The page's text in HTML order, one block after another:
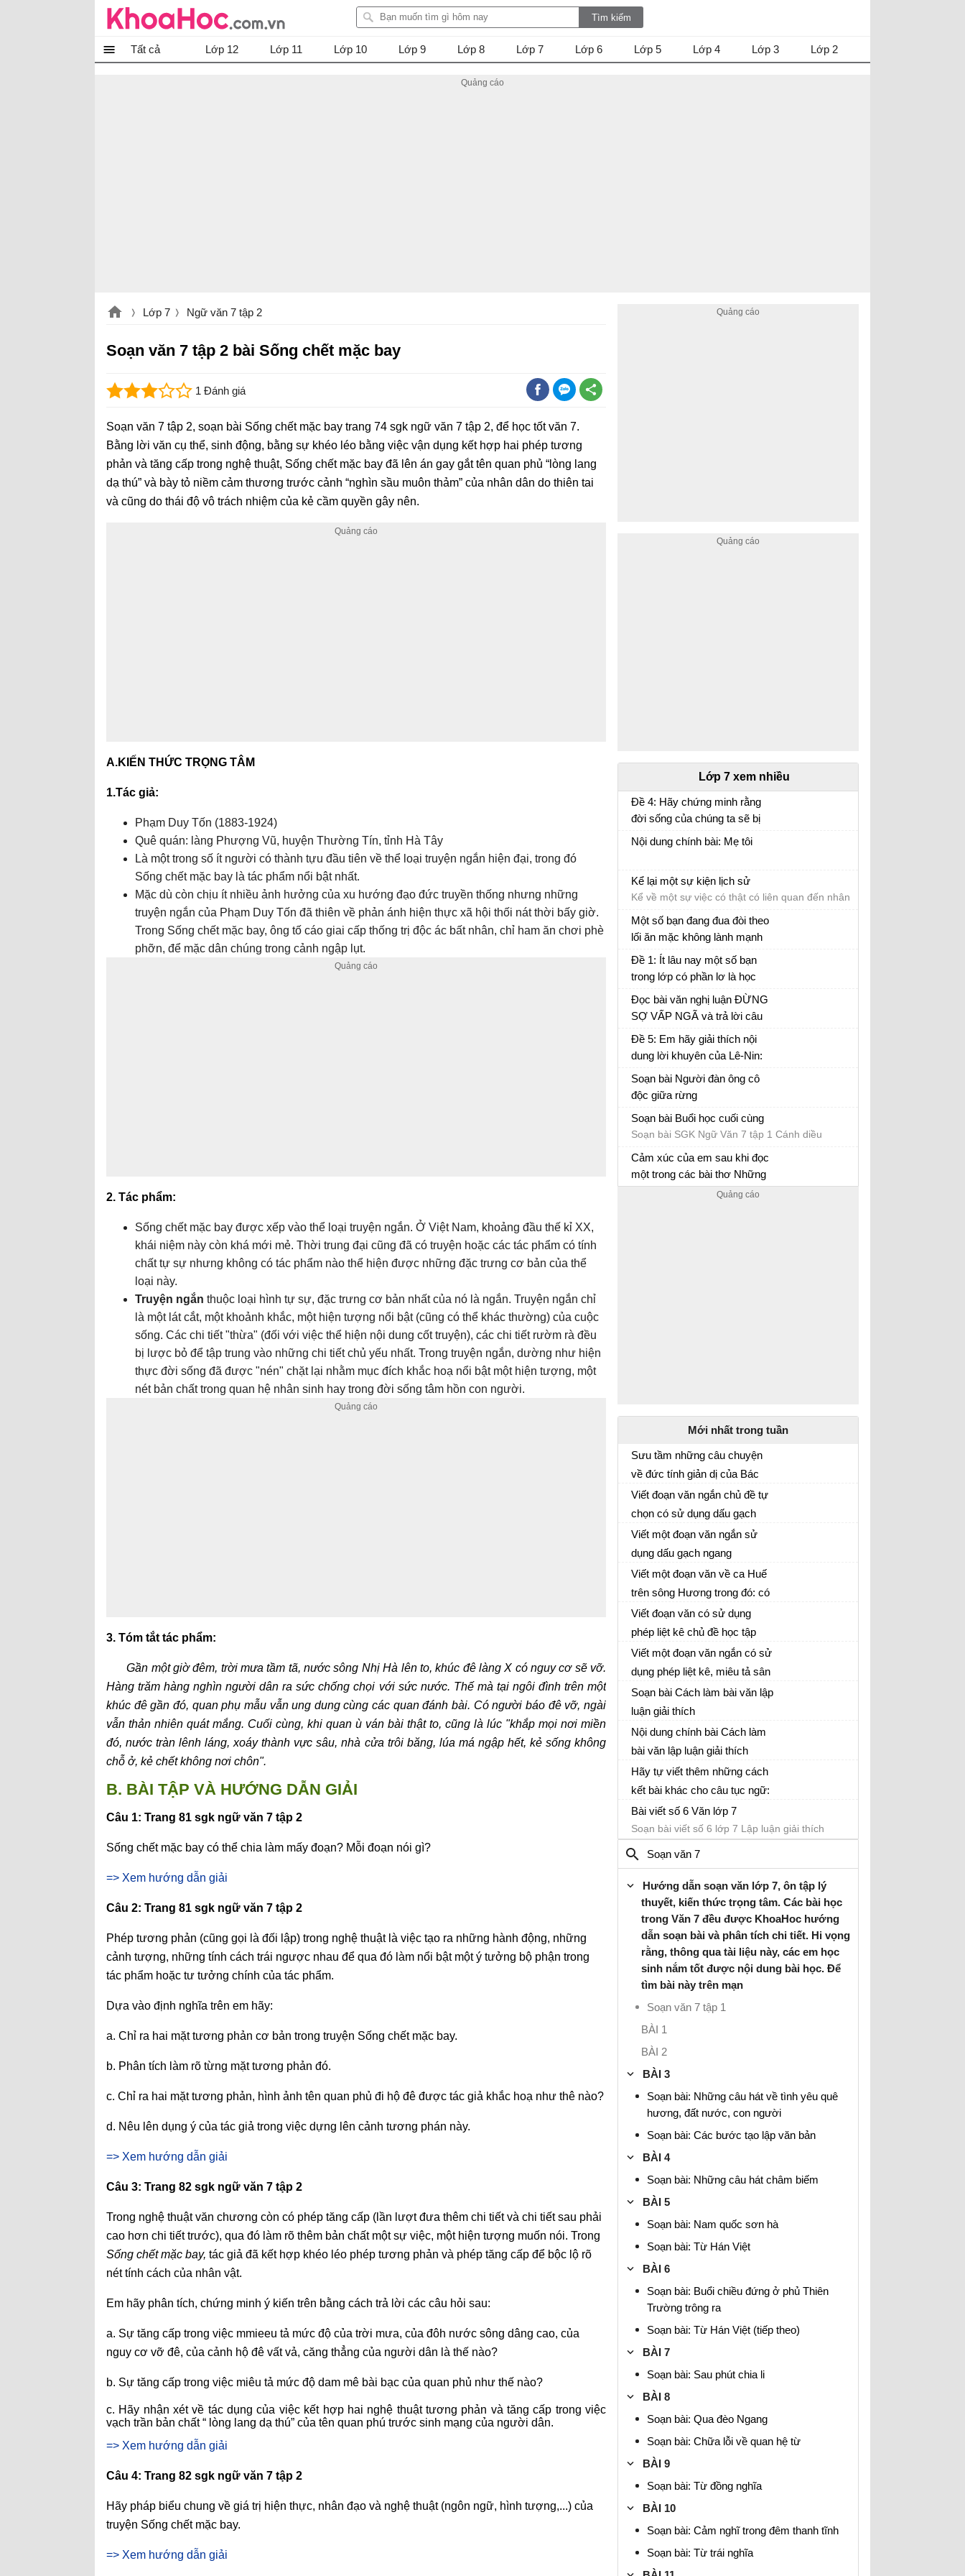
Tất cả Lớp 12 Lớp 11 Lớp 10 Lớp 9 Lớp 8 Lớp 7 Lớp 6 Lớp 5 Lớp 4 Lớp 3 Lớp 2
Lớp 7 Ngữ văn 7 tập 2
Soạn văn 7 tập 2 bài Sống chết mặc bay
1 Đánh giá
Soạn văn 7 tập 2, soạn bài Sống chết mặc bay trang 74 sgk ngữ văn 7 tập 2, để học tốt văn 7.
Bằng lời văn cụ thể, sinh động, bằng sự khéo léo bằng việc vận dụng kết hợp hai phép tương
phản và tăng cấp trong nghệ thuật, Sống chết mặc bay đã lên án gay gắt tên quan phủ “lòng lang
dạ thú” và bày tỏ niềm cảm thương trước cảnh “nghìn sầu muôn thảm” của nhân dân do thiên tai
và cũng do thái độ vô trách nhiệm của kẻ cầm quyền gây nên.
A.KIẾN THỨC TRỌNG TÂM
1.Tác giả:
Phạm Duy Tốn (1883-1924)
Quê quán: làng Phượng Vũ, huyện Thường Tín, tỉnh Hà Tây
Là một trong số ít người có thành tựu đầu tiên về thể loại truyện ngắn hiện đại, trong đó
Sống chết mặc bay là tác phẩm nổi bật nhất.
Mặc dù còn chịu ít nhiều ảnh hưởng của xu hướng đạo đức truyền thống nhưng những
truyện ngắn của Phạm Duy Tốn đã thiên về phản ánh hiện thực xã hội thối nát thời bấy giờ.
Trong Sống chết mặc bay, ông tố cáo giai cấp thống trị độc ác bất nhân, chỉ ham ăn chơi phè
phỡn, để mặc dân chúng trong cảnh ngập lụt.
2. Tác phẩm:
Sống chết mặc bay được xếp vào thể loại truyện ngắn. Ở Việt Nam, khoảng đầu thế kỉ XX,
khái niệm này còn khá mới mẻ. Thời trung đại cũng đã có truyện hoặc các tác phẩm có tính
chất tự sự nhưng không có tác phẩm nào thể hiện được những đặc trưng cơ bản của thể
loại này.
Truyện ngắn thuộc loại hình tự sự, đặc trưng cơ bản nhất của nó là ngắn. Truyện ngắn chỉ
là một lát cắt, một khoảnh khắc, một hiện tượng nổi bật (cũng có thể khác thường) của cuộc
sống. Các chi tiết "thừa" (đối với việc thể hiện nội dung cốt truyện), các chi tiết rườm rà đều
bị lược bỏ để tập trung vào những chi tiết chủ yếu nhất. Trong truyện ngắn, dường như hiện
thực đời sống đã được "nén" chặt lại nhằm mục đích khắc hoạ nổi bật một hiện tượng, một
nét bản chất trong quan hệ nhân sinh hay trong đời sống tâm hồn con người.
3. Tóm tắt tác phẩm:
Gần một giờ đêm, trời mưa tầm tã, nước sông Nhị Hà lên to, khúc đê làng X có nguy cơ sẽ vỡ.
Hàng trăm hàng nghìn người dân ra sức chống chọi với sức nước. Thế mà tại ngôi đình trên một
khúc đê gần đó, quan phụ mẫu vẫn ung dung cùng các quan đánh bài. Có người báo đê vỡ, ngài
vẫn thản nhiên quát mắng. Cuối cùng, khi quan ù ván bài thật to, cũng là lúc "khắp mọi nơi miền
đó, nước tràn lênh láng, xoáy thành vực sâu, nhà cửa trôi băng, lúa má ngập hết, kẻ sống không
chỗ ở, kẻ chết không nơi chôn".
B. BÀI TẬP VÀ HƯỚNG DẪN GIẢI
Câu 1: Trang 81 sgk ngữ văn 7 tập 2
Sống chết mặc bay có thể chia làm mấy đoạn? Mỗi đoạn nói gì?
=> Xem hướng dẫn giải
Câu 2: Trang 81 sgk ngữ văn 7 tập 2
Phép tương phản (cũng gọi là đối lập) trong nghệ thuật là việc tạo ra những hành động, những
cảnh tượng, những tính cách trái ngược nhau để qua đó làm nổi bật một ý tưởng bộ phận trong
tác phẩm hoặc tư tưởng chính của tác phẩm.
Dựa vào định nghĩa trên em hãy:
a. Chỉ ra hai mặt tương phản cơ bản trong truyện Sống chết mặc bay.
b. Phân tích làm rõ từng mặt tương phản đó.
c. Chỉ ra hai mặt tương phản, hình ảnh tên quan phủ đi hộ đê được tác giả khắc hoạ như thê nào?
d. Nêu lên dụng ý của tác giả trong việc dựng lên cảnh tương phán này.
=> Xem hướng dẫn giải
Câu 3: Trang 82 sgk ngữ văn 7 tập 2
Trong nghệ thuật văn chương còn có phép tăng cấp (lần lượt đưa thêm chi tiết và chi tiết sau phải
cao hơn chi tiết trước), qua đó làm rõ thêm bản chất một sự việc, một hiện tượng muốn nói. Trong
Sống chết mặc bay, tác giả đã kết hợp khéo léo phép tương phản và phép tăng cấp để bộc lộ rõ
nét tính cách của nhân vật.
Em hãy phân tích, chứng minh ý kiến trên bằng cách trả lời các câu hỏi sau:
a. Sự tăng cấp trong việc mmieeu tả mức độ của trời mưa, của đôh nước sông dâng cao, của
nguy cơ vỡ đê, của cảnh hộ đê vất vả, căng thẳng của người dân là thế nào?
b. Sự tăng cấp trong việc miêu tả mức độ dam mê bài bạc của quan phủ như thế nào?
c. Hãy nhận xét về tác dụng của việc kết hợp hai nghệ thuật tương phản và tăng cấp trong việc
vạch trần bản chất “ lòng lang dạ thú” của tên quan phú trước sinh mạng của người dân.
=> Xem hướng dẫn giải
Câu 4: Trang 82 sgk ngữ văn 7 tập 2
Hãy pháp biểu chung về giá trị hiện thực, nhân đạo và nghệ thuật (ngôn ngữ, hình tượng,...) của
truyện Sống chết mặc bay.
=> Xem hướng dẫn giải
Lớp 7 xem nhiều
Đề 4: Hãy chứng minh rằng
đời sống của chúng ta sẽ bị
tổn bại rất lớn nếu mỗi người
không có ý thức bảo vệ môi
Bài văn mẫu lớp 7 số 5 đề 4
Nội dung chính bài: Mẹ tôi
Kể lại một sự kiện lịch sử
Kể về một sự việc có thật có liên quan đến nhân
vật hoặc sự kiện lịch sử
Một số bạn đang đua đòi theo
lối ăn mặc không lành mạnh
không phù hợp với lứa tuổi
học sinh
Nghị luận trang phục của giới trẻ hiện nay
Đề 1: Ít lâu nay một số bạn
trong lớp có phần lơ là học
tập.
Bài văn mẫu lớp 7 số 5 đề 1
Đọc bài văn nghị luận ĐỪNG
SỢ VẤP NGÃ và trả lời câu
hỏi
Đề 5: Em hãy giải thích nội
dung lời khuyên của Lê-Nin:
Học, học nữa, học mãi
Soạn bài Người đàn ông cô
độc giữa rừng
Soạn bài SGK Ngữ Văn 7 tập 1 Cánh diều
Soạn bài Buổi học cuối cùng
Soạn bài SGK Ngữ Văn 7 tập 1 Cánh diều
Cảm xúc của em sau khi đọc
một trong các bài thơ Những
cánh buồm, Mây và sóng, Mẹ
Cảm xúc sau khi đọc một trong các bài thơ
Mới nhất trong tuần
Sưu tầm những câu chuyện
về đức tính giản dị của Bác
Hồ
Chuyện về lối sống giản dị của Bác
Viết đoạn văn ngắn chủ đề tự
chọn có sử dụng dấu gạch
ngang và dấu gạch nối
Văn mẫu lớp 7
Viết một đoạn văn ngắn sử
dụng dấu gạch ngang
Văn mẫu lớp 7: Viết một đoạn văn ngắn có sử
Viết một đoạn văn về ca Huế
trên sông Hương trong đó: có
câu dùng dấu chấm lửng, có
câu dùng dấu chấm phẩy
Văn mẫu lớp 7: Đoạn văn về ca Huế trên sông
Viết đoạn văn có sử dụng
phép liệt kê chủ đề học tập
Viết đoạn văn ngắn có sử dụng phép liệt kê
Viết một đoạn văn ngắn có sử
dụng phép liệt kê, miêu tả sân
trường em giờ ra chơi.
Viết đoạn văn ngắn có sử dụng phép liệt kê
Soạn bài Cách làm bài văn lập
luận giải thích
Soạn bài Cách làm bài văn lập luận giải thích
Nội dung chính bài Cách làm
bài văn lập luận giải thích
Soạn bài Cách làm bài văn lập luận giải thích
Hãy tự viết thêm những cách
kết bài khác cho câu tục ngữ:
“Đi một ngày đằng, học một
sàng khôn”
Soạn bài Cách làm bài văn lập luận giải thích
Bài viết số 6 Văn lớp 7
Soạn bài viết số 6 lớp 7 Lập luận giải thích
Soạn văn 7
Hướng dẫn soạn văn lớp 7, ôn tập lý
thuyết, kiến thức trọng tâm. Các bài học
trong Văn 7 đều được KhoaHoc hướng
dẫn soạn bài và phân tích chi tiết. Hi vọng
rằng, thông qua tài liệu này, các em học
sinh nắm tốt được nội dung bài học. Để
tìm bài này trên mạn
Soạn văn 7 tập 1
BÀI 1
BÀI 2
BÀI 3
Soạn bài: Những câu hát về tình yêu quê
hương, đất nước, con người
Soạn bài: Các bước tạo lập văn bản
BÀI 4
Soạn bài: Những câu hát châm biếm
BÀI 5
Soạn bài: Nam quốc sơn hà
Soạn bài: Từ Hán Việt
BÀI 6
Soạn bài: Buổi chiều đứng ở phủ Thiên
Trường trông ra
Soạn bài: Từ Hán Việt (tiếp theo)
BÀI 7
Soạn bài: Sau phút chia li
BÀI 8
Soạn bài: Qua đèo Ngang
Soạn bài: Chữa lỗi về quan hệ từ
BÀI 9
Soạn bài: Từ đồng nghĩa
BÀI 10
Soạn bài: Cảm nghĩ trong đêm thanh tĩnh
Soạn bài: Từ trái nghĩa